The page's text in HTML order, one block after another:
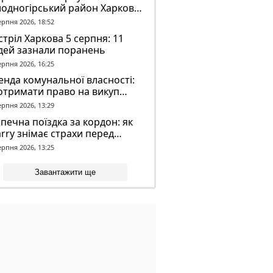
район Харкова
ворожого обстрілу
2026, 18:52
Харкова 5 серпня: 11
зазнали поранень
2026, 16:25
комунальної власності:
право на викуп
2026, 13:29
поїздка за кордон: як
знімає страхи перед
дорогою
2026, 13:25
Завантажити ще